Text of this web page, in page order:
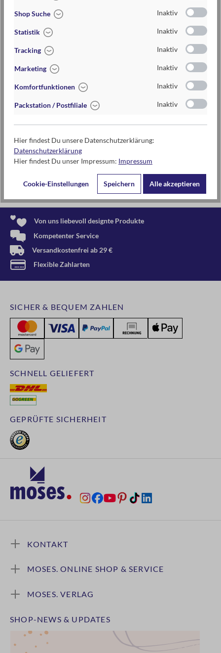
dran lecke? Das absurde
19,95 €*
Von uns liebevoll designte Produkte
Kompetenter Service
Versandkostenfrei ab 29 €
Flexible Zahlarten
GEPRÜFTE SICHERHEIT
SCHNELL GELIEFERT
SICHER & BEQUEM ZAHLEN
KONTAKT
MOSES. ONLINE SHOP & SERVICE
MOSES. VERLAG
SHOP-NEWS & UPDATES
Shop Suche Inaktiv
Statistik Inaktiv
Tracking Inaktiv
Marketing Inaktiv
Komfortfunktionen Inaktiv
Packstation / Postfiliale Inaktiv
Hier findest Du unsere Datenschutzerklärung:
Datenschutzerklärung
Hier findest Du unser Impressum: Impressum
Cookie-Einstellungen Speichern Alle akzeptieren